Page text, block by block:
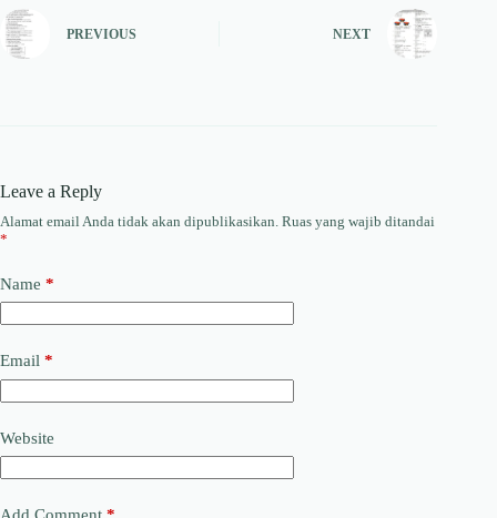
PREVIOUS NEXT
Leave a Reply
Alamat email Anda tidak akan dipublikasikan. Ruas yang wajib ditandai
*
Name *
Email *
Website